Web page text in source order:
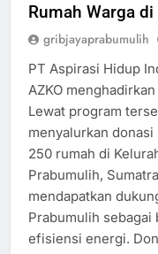
Rumah Warga
gribjayaprabumulih
PT Aspirasi Hidup
AZKO
Lewat program
menyalurkan
250 rumah di
Prabumulih,
mendapatkan
Prabumulih sebagai
efisiensi energi.